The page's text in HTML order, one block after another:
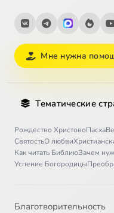
Мне нужна
Тематические
Рождество ХристовоПасха
СвятостьО любви
Как читать БиблиюЗачем
Успение Богородицы
Благотворительность